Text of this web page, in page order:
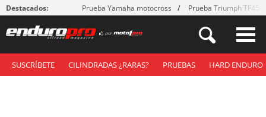
Destacados: Prueba Yamaha motocross Prueba Triumph
SUSCRÍBETE CILINDRADAS ¿RARAS? PRUEBAS HARD ENDURO